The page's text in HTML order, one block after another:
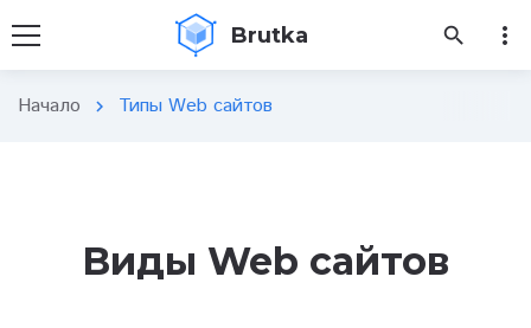
Brutka search more_vert
Начало chevron_right Типы Web сайтов
Виды Web сайтов